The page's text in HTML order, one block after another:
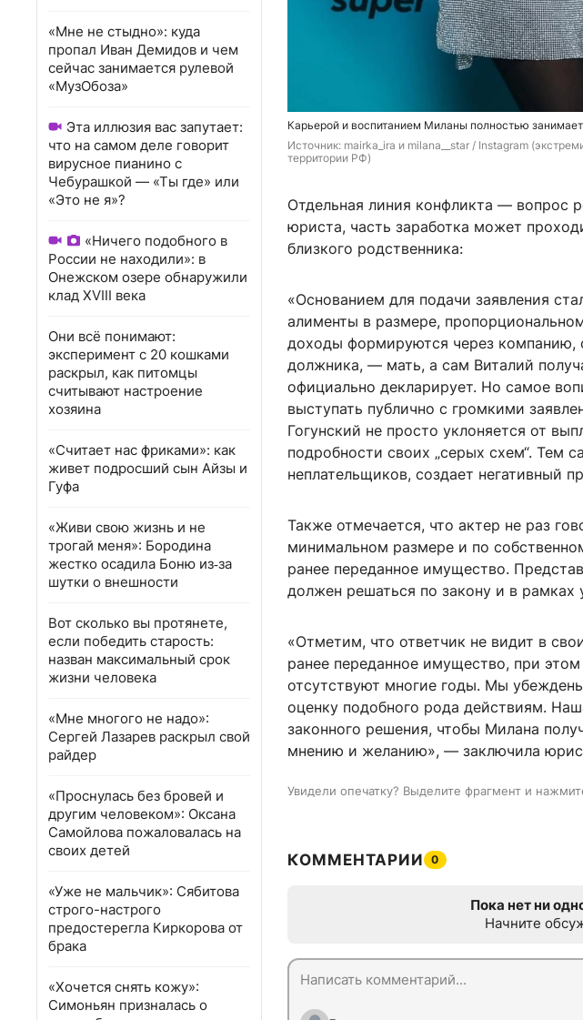
«Мне не стыдно»: куда
пропал Иван Демидов и чем
сейчас занимается рулевой
«МузОбоза»
Эта иллюзия вас запутает:
что на самом деле говорит
вирусное пианино с
Чебурашкой — «Ты где» или
«Это не я»?
«Ничего подобного в
России не находили»: в
Онежском озере обнаружили
клад XVIII века
Они всё понимают:
эксперимент с 20 кошками
раскрыл, как питомцы
считывают настроение
хозяина
«Считает нас фриками»: как
живет подросший сын Айзы и
Гуфа
«Живи свою жизнь и не
трогай меня»: Бородина
жестко осадила Боню из‑за
шутки о внешности
Вот сколько вы протянете,
если победить старость:
назван максимальный срок
жизни человека
«Мне многого не надо»:
Сергей Лазарев раскрыл свой
райдер
«Проснулась без бровей и
другим человеком»: Оксана
Самойлова пожаловалась на
своих детей
«Уже не мальчик»: Сябитова
строго-настрого
предостерегла Киркорова от
брака
«Хочется снять кожу»:
Симоньян призналась о
Карьерой и воспитанием Миланы полностью
Источник: mairka_ira и milana__star / Instagram
территории РФ)
Отдельная линия конфликта — вопрос
юриста, часть заработка может
близкого родственника:
«Основанием для подачи заявления
алименты в размере,
доходы формируются через компанию,
должника, — мать, а сам Виталий
официально декларирует. Но самое
выступать публично с громкими
Гогунский не просто уклоняется от
подробности своих „серых схем“. Тем
неплательщиков, создает негативный
Также отмечается, что актер не раз
минимальном размере и по
ранее переданное имущество.
должен решаться по закону и в
«Отметим, что ответчик не видит в
ранее переданное имущество, при
отсутствуют многие годы. Мы
оценку подобного рода действиям.
законного решения, чтобы Милана
мнению и желанию», — заключила
Увидели опечатку? Выделите фрагмент и
КОММЕНТАРИИ 0
Пока нет ни
Начните